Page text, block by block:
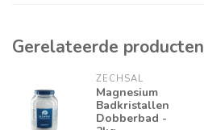
Gerelateerde producten
ZECHSAL
Magnesium
Badkristallen
Dobberbad -